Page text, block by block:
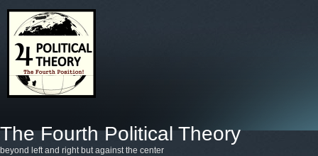
The Fourth Political Theory
beyond left and right but against the center